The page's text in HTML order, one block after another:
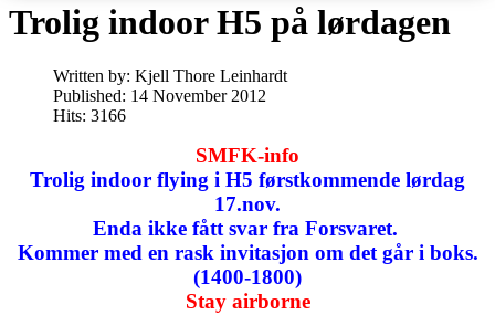
Trolig indoor H5 på lørdagen
Written by: Kjell Thore Leinhardt
Published: 14 November 2012
Hits: 3166
SMFK-info
Trolig indoor flying i H5 førstkommende lørdag
17.nov.
Enda ikke fått svar fra Forsvaret.
Kommer med en rask invitasjon om det går i boks.
(1400-1800)
Stay airborne